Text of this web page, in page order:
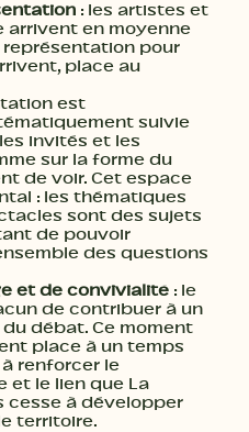
: les artistes et
arrivent en moyenne
pour
place au
est
suivie
invités et les
sur la forme du
de voir. Cet espace
: les thématiques
sont des sujets
de pouvoir
des questions
et de convivialité : le
de contribuer à un
débat. Ce moment
place à un temps
renforcer le
et le lien que La
cesse à développer
territoire.